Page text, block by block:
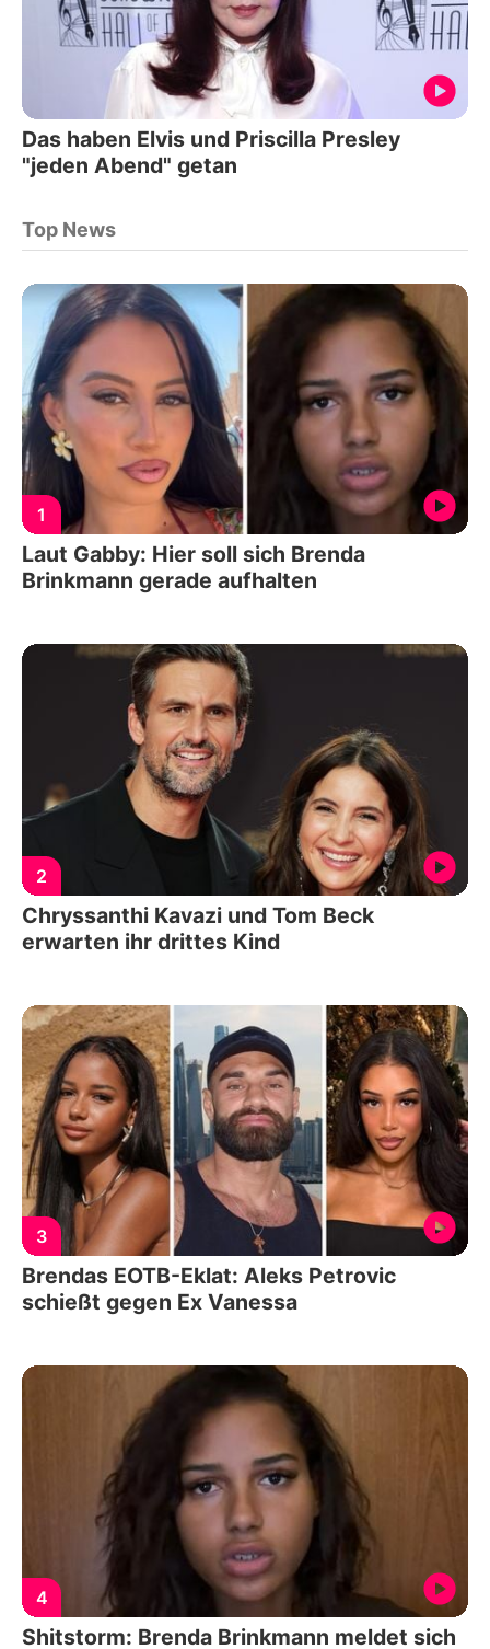
Das haben Elvis und Priscilla Presley
"jeden Abend" getan
Top News
1
Laut Gabby: Hier soll sich Brenda
Brinkmann gerade aufhalten
2
Chryssanthi Kavazi und Tom Beck
erwarten ihr drittes Kind
3
Brendas EOTB-Eklat: Aleks Petrovic
schießt gegen Ex Vanessa
4
Shitstorm: Brenda Brinkmann meldet sich